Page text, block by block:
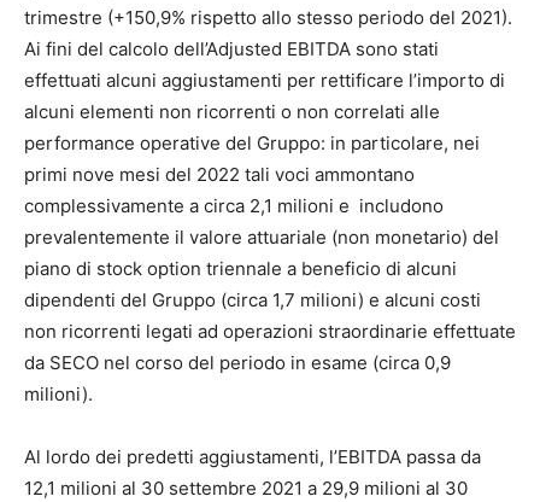
trimestre (+150,9% rispetto allo stesso periodo del 2021).
Ai fini del calcolo dell’Adjusted EBITDA sono stati
effettuati alcuni aggiustamenti per rettificare l’importo di
alcuni elementi non ricorrenti o non correlati alle
performance operative del Gruppo: in particolare, nei
primi nove mesi del 2022 tali voci ammontano
complessivamente a circa 2,1 milioni e includono
prevalentemente il valore attuariale (non monetario) del
piano di stock option triennale a beneficio di alcuni
dipendenti del Gruppo (circa 1,7 milioni) e alcuni costi
non ricorrenti legati ad operazioni straordinarie effettuate
da SECO nel corso del periodo in esame (circa 0,9
milioni).
Al lordo dei predetti aggiustamenti, l’EBITDA passa da
12,1 milioni al 30 settembre 2021 a 29,9 milioni al 30